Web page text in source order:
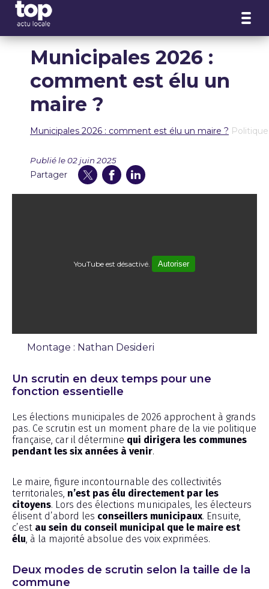
Municipales 2026 :
comment est élu un
maire ?
Municipales 2026 : comment est élu un maire ? Politique
Publié le 02 juin 2025
Partager
YouTube est désactivé. Autoriser
Montage : Nathan Desideri
Un scrutin en deux temps pour une
fonction essentielle
Les élections municipales de 2026 approchent à grands
pas. Ce scrutin est un moment phare de la vie politique
française, car il détermine qui dirigera les communes
pendant les six années à venir.
Le maire, figure incontournable des collectivités
territoriales, n’est pas élu directement par les
citoyens. Lors des élections municipales, les électeurs
élisent d’abord les conseillers municipaux. Ensuite,
c’est au sein du conseil municipal que le maire est
élu , à la majorité absolue des voix exprimées.
Deux modes de scrutin selon la taille de la
commune
Panneau de gestion des cookies